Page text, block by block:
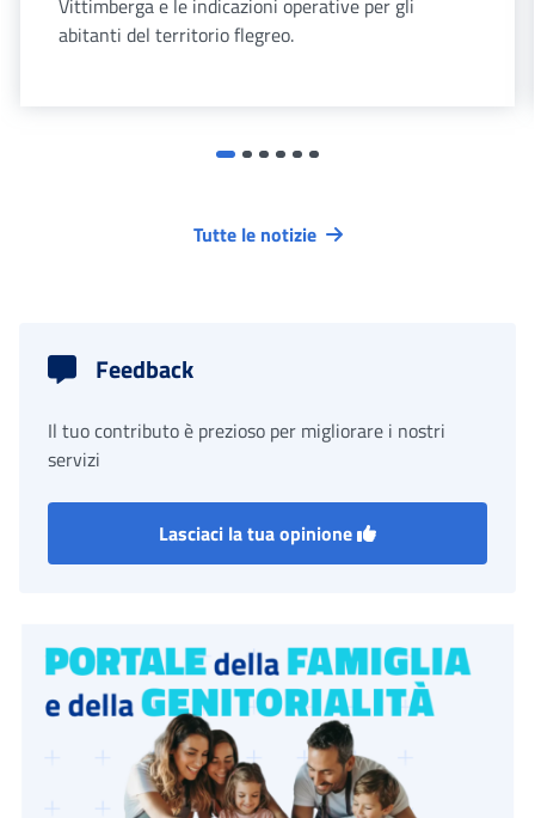
Vittimberga e le indicazioni operative per gli
abitanti del territorio flegreo.
Tutte le notizie
Feedback
Il tuo contributo è prezioso per migliorare i nostri
servizi
Lasciaci la tua opinione